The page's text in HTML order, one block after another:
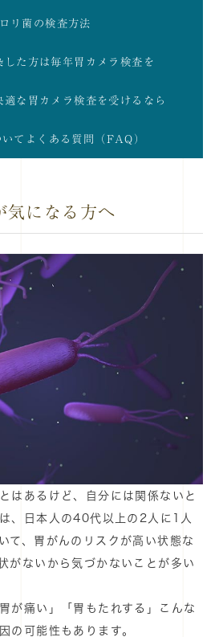
リ菌の検査方法
した方は毎年胃カメラ検査を
適な胃カメラ検査を受けるなら
いてよくある質問（FAQ）
気になる方へ
はあるけど、自分には関係ないと
、日本人の40代以上の2人に1人
て、胃がんのリスクが高い状態な
がないから気づかないことが多い
が痛い」「胃もたれする」こんな
の可能性もあります。